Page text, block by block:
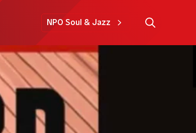
NPO Soul & Jazz